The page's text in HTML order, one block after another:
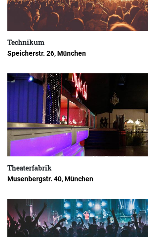
Technikum
Speicherstr. 26, München
Theaterfabrik
Musenbergstr. 40, München